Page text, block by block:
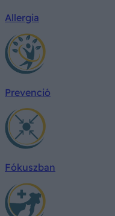
Allergia
Prevenció
Fókuszban